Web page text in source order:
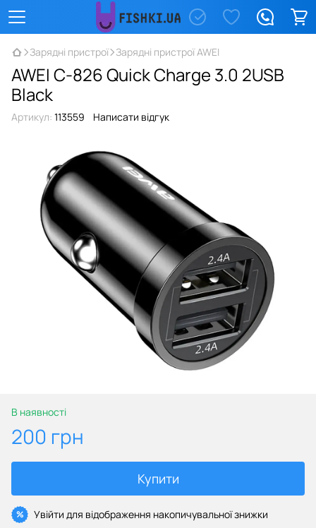
Зарядні пристрої Зарядні пристрої AWEI
AWEI C-826 Quick Charge 3.0 2USB
Black
Артикул: 113559 Написати відгук
В наявності
200 грн
Купити
% Увійти для відображення накопичувальної знижки